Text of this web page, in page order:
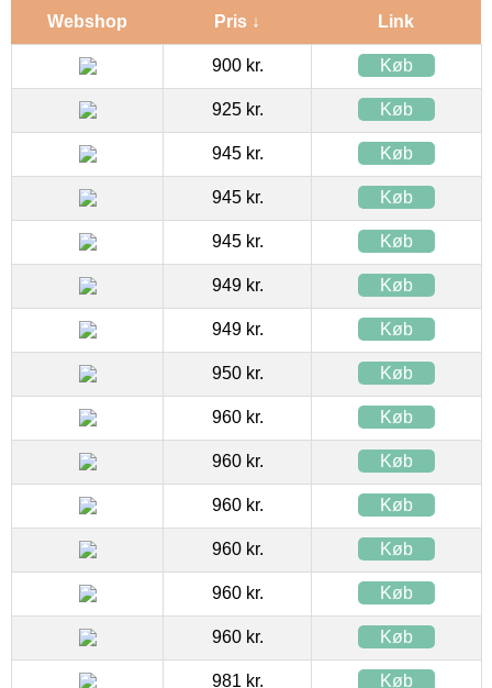
Webshop Pris ↓ Link
900 kr. Køb
925 kr. Køb
945 kr. Køb
945 kr. Køb
945 kr. Køb
949 kr. Køb
949 kr. Køb
950 kr. Køb
960 kr. Køb
960 kr. Køb
960 kr. Køb
960 kr. Køb
960 kr. Køb
960 kr. Køb
981 kr. Køb